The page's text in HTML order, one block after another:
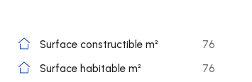
Surface constructible m²
76
Surface habitable m²
76